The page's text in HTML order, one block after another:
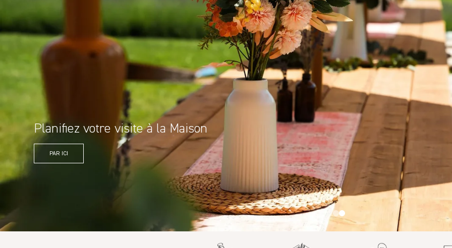
Le diffuseur électrique à 59,95$ –69,95$
& 25% de réduction sur les huiles à diffuser
PAR ICI